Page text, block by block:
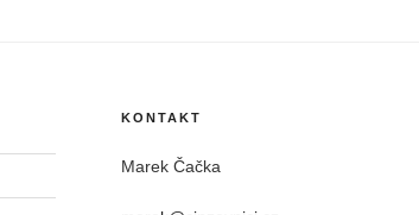
KONTAKT
Marek Čačka